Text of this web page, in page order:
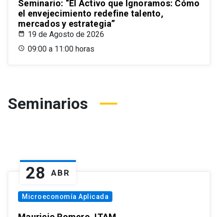
Seminario: “El Activo que Ignoramos: Cómo
el envejecimiento redefine talento,
mercados y estrategia”
19 de Agosto de 2026
09:00 a 11:00 horas
Seminarios
28 ABR
Microeconomía Aplicada